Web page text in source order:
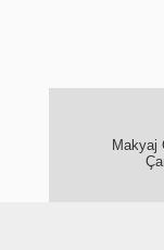
Makyaj